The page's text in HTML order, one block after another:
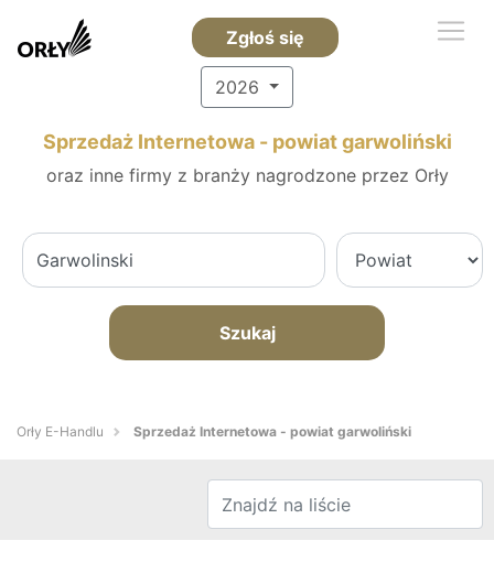
Zgłoś się
2026
Sprzedaż Internetowa - powiat garwoliński
oraz inne firmy z branży nagrodzone przez Orły
Szukaj
Orły E-Handlu Sprzedaż Internetowa - powiat garwoliński